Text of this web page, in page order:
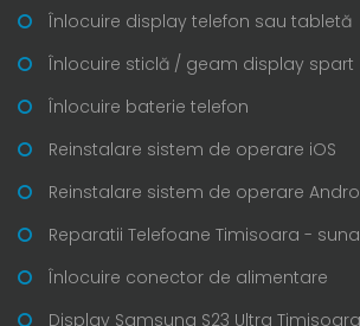
Înlocuire display telefon sau tabletă
Înlocuire sticlă / geam display spart
Înlocuire baterie telefon
Reinstalare sistem de operare iOS
Reinstalare sistem de operare
Reparatii Telefoane Timisoara - suna
Înlocuire conector de alimentare
Display Samsung S23 Ultra Timisoara